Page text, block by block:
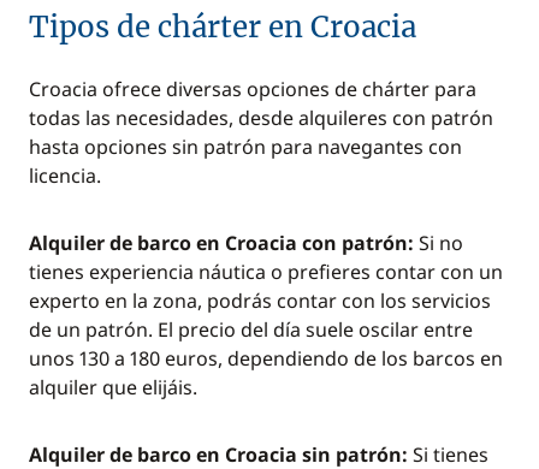
Tipos de chárter en Croacia
Croacia ofrece diversas opciones de chárter para
todas las necesidades, desde alquileres con patrón
hasta opciones sin patrón para navegantes con
licencia.
Alquiler de barco en Croacia con patrón: Si no
tienes experiencia náutica o prefieres contar con un
experto en la zona, podrás contar con los servicios
de un patrón. El precio del día suele oscilar entre
unos 130 a 180 euros, dependiendo de los barcos en
alquiler que elijáis.
Alquiler de barco en Croacia sin patrón: Si tienes